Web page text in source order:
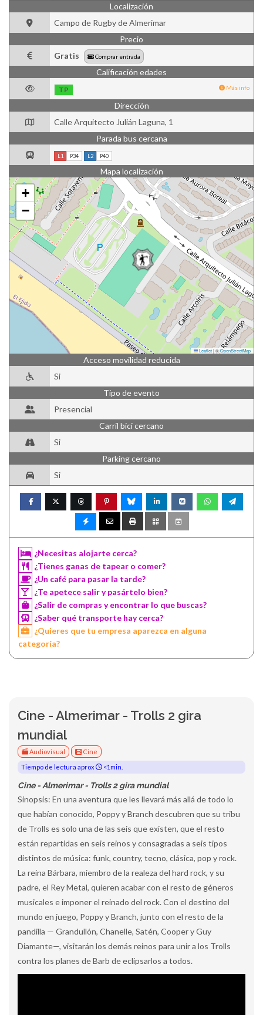
Localización
Campo de Rugby de Almerimar
Precio
Gratis
Comprar entrada
Calificación edades
TP Más info
Dirección
Calle Arquitecto Julián Laguna, 1
Parada bus cercana
L1 P34 L2 P40
Mapa localización
+
−
Leaflet|©OpenStreetMap
Acceso movilidad reducida
Si
Tipo de evento
Presencial
Carril bici cercano
Si
Parking cercano
Si
¿Necesitas alojarte cerca?
¿Tienes ganas de tapear o comer?
¿Un café para pasar la tarde?
¿Te apetece salir y pasártelo bien?
¿Salir de compras y encontrar lo que buscas?
¿Saber qué transporte hay cerca?
¿Quieres que tu empresa aparezca en alguna
categoría?
Cine - Almerimar - Trolls 2 gira
mundial
Audiovisual
Cine
Tiempo de lectura aprox
<1min.
Cine - Almerimar - Trolls 2 gira mundial
Sinopsis: En una aventura que les llevará más allá de todo lo
que habían conocido, Poppy y Branch descubren que su tribu
de Trolls es solo una de las seis que existen, que el resto
están repartidas en seis reinos y consagradas a seis tipos
distintos de música: funk, country, tecno, clásica, pop y rock.
La reina Bárbara, miembro de la realeza del hard rock, y su
padre, el Rey Metal, quieren acabar con el resto de géneros
musicales e imponer el reinado del rock. Con el destino del
mundo en juego, Poppy y Branch, junto con el resto de la
pandilla — Grandullón, Chanelle, Satén, Cooper y Guy
Diamante—, visitarán los demás reinos para unir a los Trolls
contra los planes de Barb de eclipsarlos a todos.